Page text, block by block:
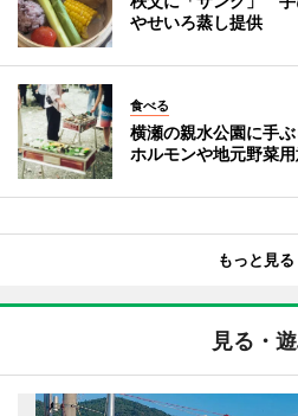
やせいろ蒸し提供
食べる
横瀬の親水公園に手
ホルモンや地元野菜
もっと見る
見る・